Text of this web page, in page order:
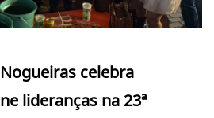
celebra
lideranças na 23ª